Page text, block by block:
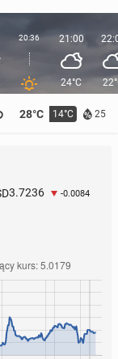
28°C 14°C 25
20:36 21:00
24°C
3.7236 -0.0084